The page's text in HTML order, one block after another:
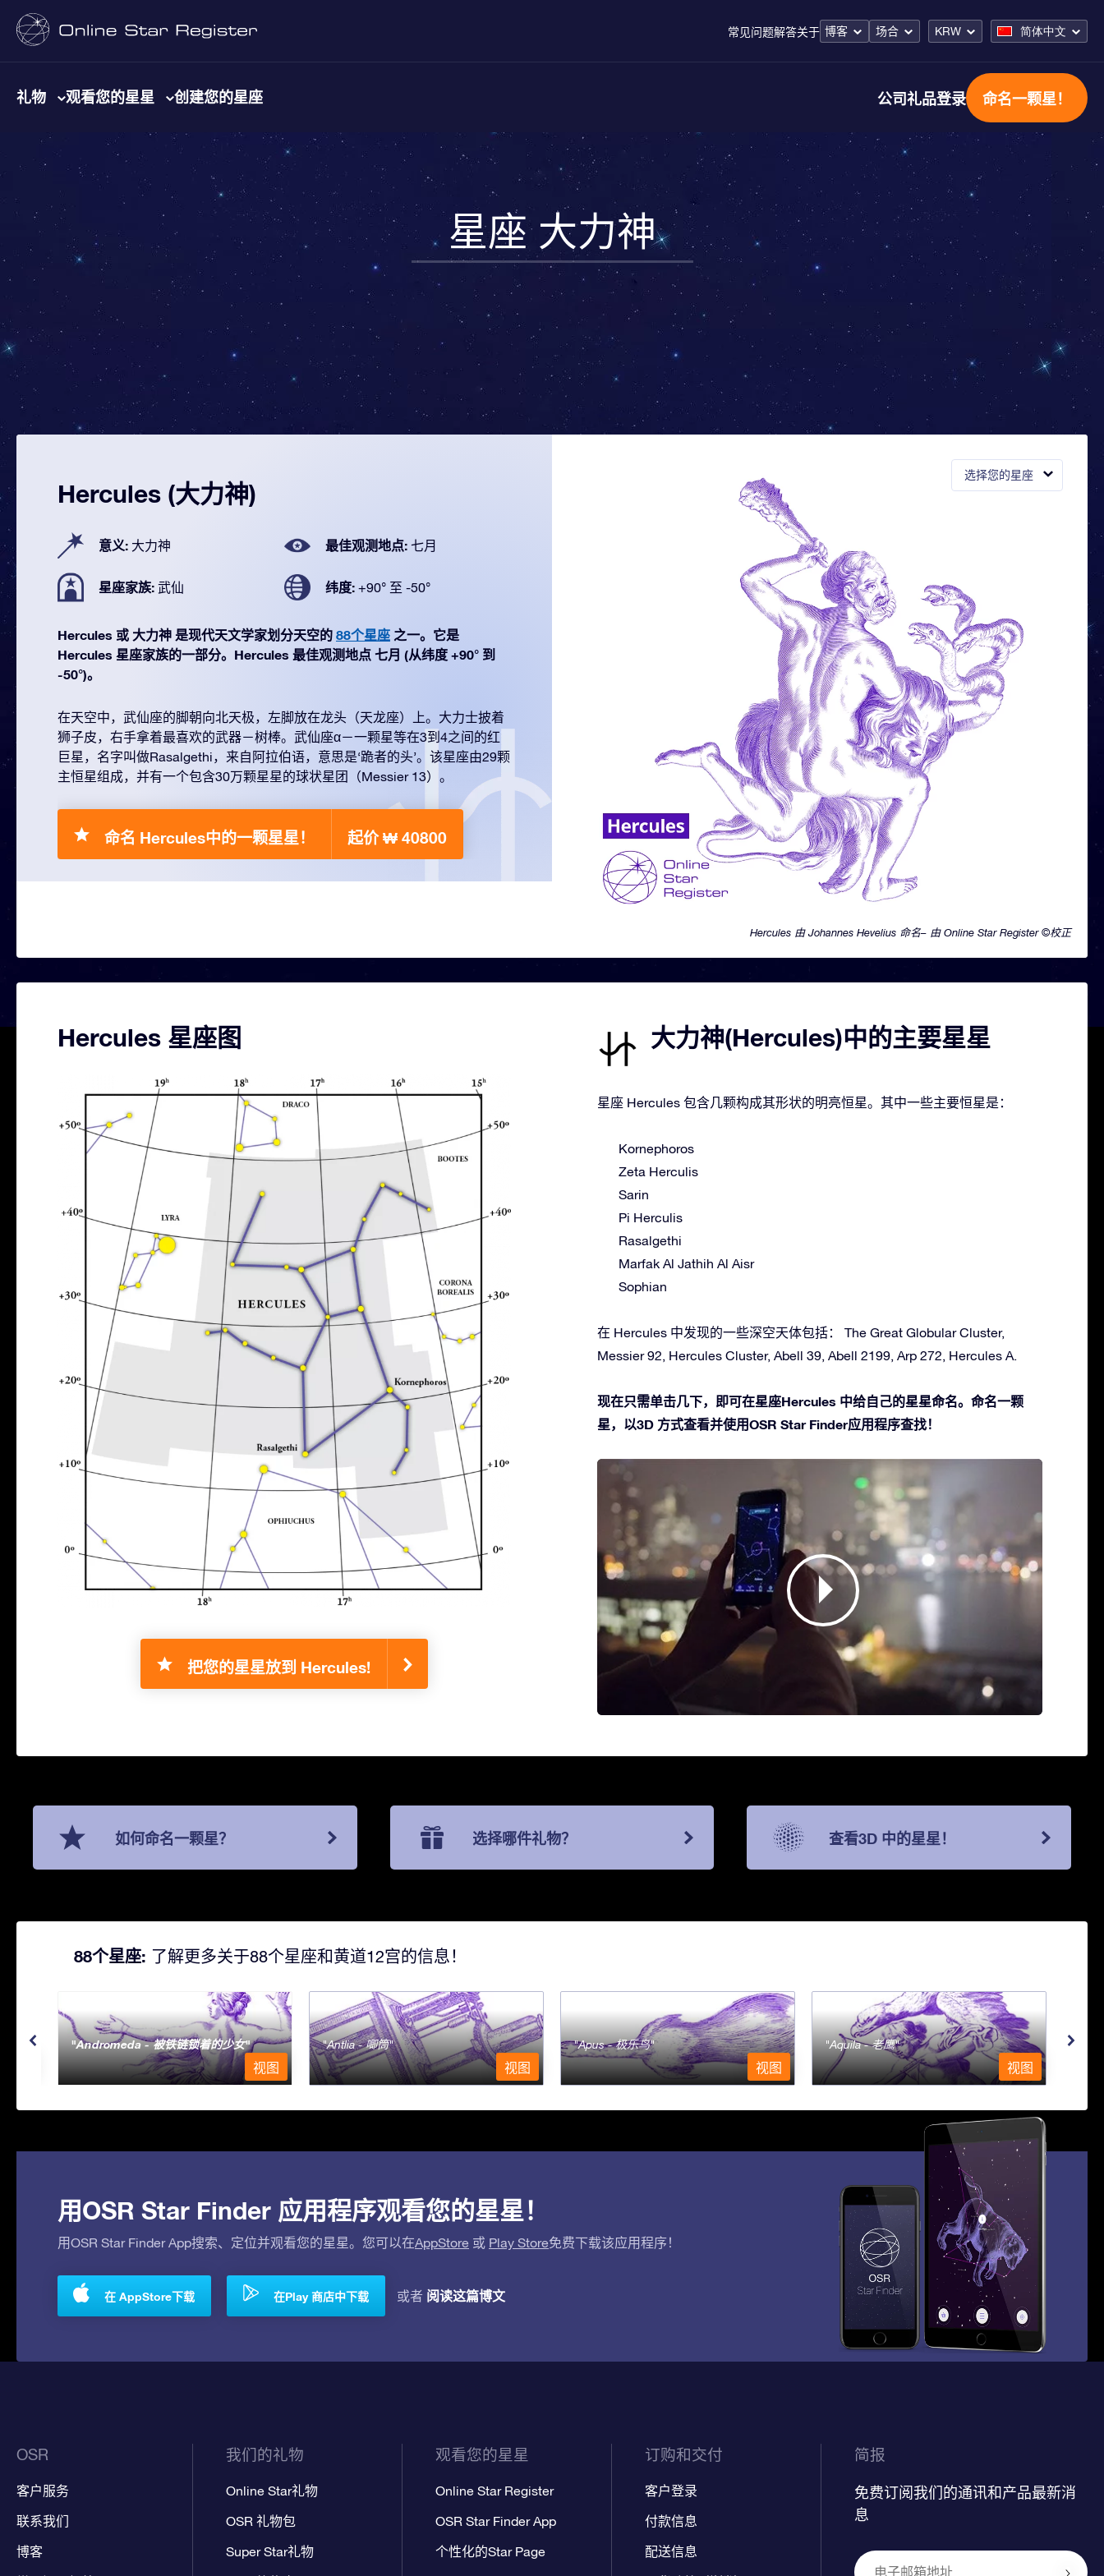
常见问题解答关于 博客 场合 KRW 简体中文
礼物 观看您的星星 创建您的星座 公司礼品登录 命名一颗星！
星座 大力神
选择您的星座
Hercules 由 Johannes Hevelius 命名– 由 Online Star Register ©校正
Hercules (大力神)
意义: 大力神 最佳观测地点: 七月
星座家族: 武仙 纬度: +90° 至 -50°
Hercules 或 大力神 是现代天文学家划分天空的 88个星座 之一。它是
Hercules 星座家族的一部分。Hercules 最佳观测地点 七月 (从纬度 +90° 到
-50°)。
在天空中，武仙座的脚朝向北天极，左脚放在龙头（天龙座）上。大力士披着
狮子皮，右手拿着最喜欢的武器－树棒。武仙座α－一颗星等在3到4之间的红
巨星，名字叫做Rasalgethi，来自阿拉伯语，意思是‘跪者的头’。该星座由29颗
主恒星组成，并有一个包含30万颗星星的球状星团（Messier 13）。
命名 Hercules中的一颗星星！ 起价 ₩ 40800
Hercules 星座图
把您的星星放到 Hercules!
大力神(Hercules)中的主要星星
星座 Hercules 包含几颗构成其形状的明亮恒星。其中一些主要恒星是：
Kornephoros
Zeta Herculis
Sarin
Pi Herculis
Rasalgethi
Marfak Al Jathih Al Aisr
Sophian
在 Hercules 中发现的一些深空天体包括： The Great Globular Cluster,
Messier 92, Hercules Cluster, Abell 39, Abell 2199, Arp 272, Hercules A.
现在只需单击几下，即可在星座Hercules 中给自己的星星命名。命名一颗
星，以3D 方式查看并使用OSR Star Finder应用程序查找！
如何命名一颗星？ 选择哪件礼物？ 查看3D 中的星星！
88个星座: 了解更多关于88个星座和黄道12宫的信息！
Andromeda - 被铁链锁着的少女
视图
Antlia - 唧筒
视图
Apus - 极乐鸟
视图
Aquila - 老鹰
视图
用OSR Star Finder 应用程序观看您的星星！
用OSR Star Finder App搜索、定位并观看您的星星。您可以在AppStore 或 Play Store免费下载该应用程序！
在 AppStore下载 在Play 商店中下载 或者 阅读这篇博文
OSR
客户服务
联系我们
博客
我们的礼物
Online Star礼物
OSR 礼物包
Super Star礼物
观看您的星星
Online Star Register
OSR Star Finder App
个性化的Star Page
订购和交付
客户登录
付款信息
配送信息
简报
免费订阅我们的通讯和产品最新消
息